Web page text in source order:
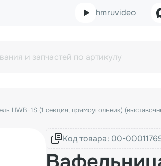
hmruvideo
HWB-1S (1 секция, прямоугольник)
Код товара: